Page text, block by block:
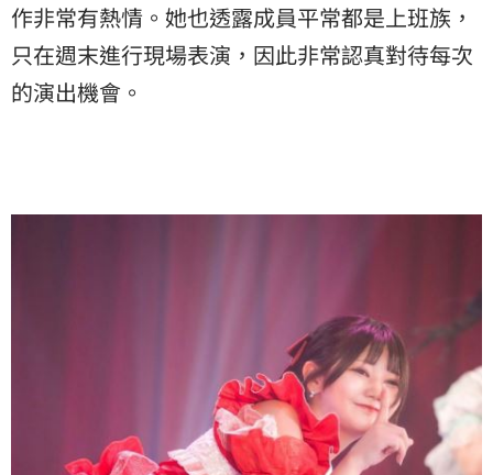
作非常有熱情。她也透露成員平常都是上班族，
只在週末進行現場表演，因此非常認真對待每次
的演出機會。